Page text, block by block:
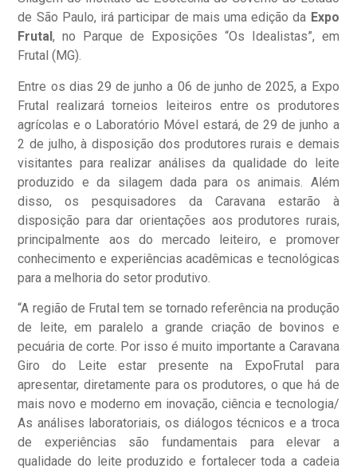
de São Paulo, irá participar de mais uma edição da Expo
Frutal, no Parque de Exposições “Os Idealistas”, em
Frutal (MG).
Entre os dias 29 de junho a 06 de junho de 2025, a Expo
Frutal realizará torneios leiteiros entre os produtores
agrícolas e o Laboratório Móvel estará, de 29 de junho a
2 de julho, à disposição dos produtores rurais e demais
visitantes para realizar análises da qualidade do leite
produzido e da silagem dada para os animais. Além
disso, os pesquisadores da Caravana estarão à
disposição para dar orientações aos produtores rurais,
principalmente aos do mercado leiteiro, e promover
conhecimento e experiências acadêmicas e tecnológicas
para a melhoria do setor produtivo.
“A região de Frutal tem se tornado referência na produção
de leite, em paralelo a grande criação de bovinos e
pecuária de corte. Por isso é muito importante a Caravana
Giro do Leite estar presente na ExpoFrutal para
apresentar, diretamente para os produtores, o que há de
mais novo e moderno em inovação, ciência e tecnologia/
As análises laboratoriais, os diálogos técnicos e a troca
de experiências são fundamentais para elevar a
qualidade do leite produzido e fortalecer toda a cadeia